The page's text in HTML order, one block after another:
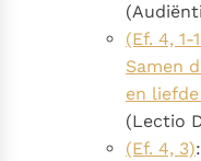
(Ef. 4, 1-
Samen
en
(Lectio
(Ef. 4, 3):